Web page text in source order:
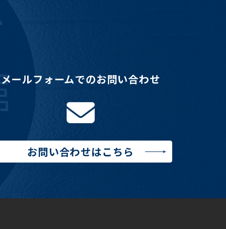
メールフォームでのお問い合わせ
お問い合わせはこちら